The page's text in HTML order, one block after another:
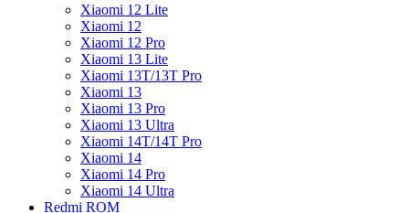
Xiaomi 12 Lite
Xiaomi 12
Xiaomi 12 Pro
Xiaomi 13 Lite
Xiaomi 13T/13T Pro
Xiaomi 13
Xiaomi 13 Pro
Xiaomi 13 Ultra
Xiaomi 14T/14T Pro
Xiaomi 14
Xiaomi 14 Pro
Xiaomi 14 Ultra
Redmi ROM